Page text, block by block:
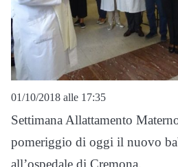
01/10/2018 alle 17:35
Settimana Allattamento
pomeriggio di oggi il nuovo
all’ospedale di Cremona.